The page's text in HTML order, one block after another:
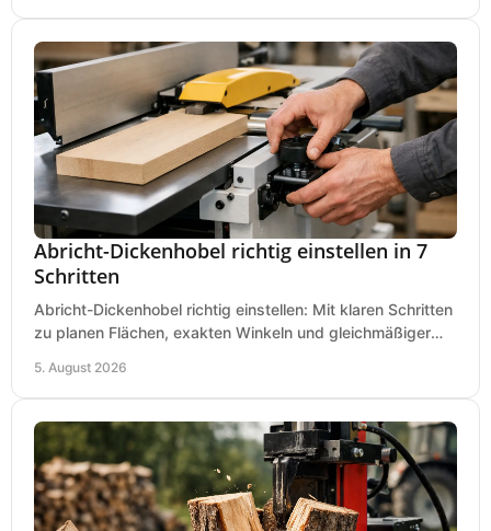
Abricht-Dickenhobel richtig einstellen in 7
Schritten
Abricht-Dickenhobel richtig einstellen: Mit klaren Schritten
zu planen Flächen, exakten Winkeln und gleichmäßiger
5. August 2026